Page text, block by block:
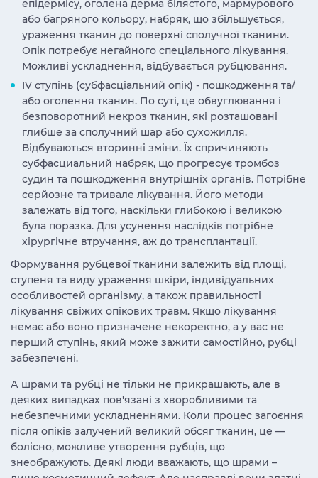
епідермісу, оголена дерма білястого, мармурового
або багряного кольору, набряк, що збільшується,
ураження тканин до поверхні сполучної тканини.
Опік потребує негайного спеціального лікування.
Можливі ускладнення, відбувається рубцювання.
IV ступінь (субфасціальний опік) - пошкодження та/
або оголення тканин. По суті, це обвуглювання і
безповоротний некроз тканин, які розташовані
глибше за сполучний шар або сухожилля.
Відбуваються вторинні зміни. Їх спричиняють
субфасциальний набряк, що прогресує тромбоз
судин та пошкодження внутрішніх органів. Потрібне
серйозне та тривале лікування. Його методи
залежать від того, наскільки глибокою і великою
була поразка. Для усунення наслідків потрібне
хірургічне втручання, аж до трансплантації.
Формування рубцевої тканини залежить від площі,
ступеня та виду ураження шкіри, індивідуальних
особливостей організму, а також правильності
лікування свіжих опікових травм. Якщо лікування
немає або воно призначене некоректно, а у вас не
перший ступінь, який може зажити самостійно, рубці
забезпечені.
А шрами та рубці не тільки не прикрашають, але в
деяких випадках пов'язані з хворобливими та
небезпечними ускладненнями. Коли процес загоєння
після опіків залучений великий обсяг тканин, це —
болісно, можливе утворення рубців, що
знеображують. Деякі люди вважають, що шрами –